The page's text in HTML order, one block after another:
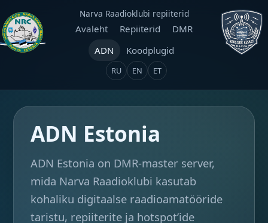
Narva Raadioklubi repiiterid
Avaleht Repiiterid
DMR
ADN
Koodplugid
RU EN ET
ADN Estonia
ADN Estonia on DMR-master server,
mida Narva Raadioklubi kasutab
kohaliku digitaalse raadioamatööride
taristu, repiiterite ja hotspot’ide